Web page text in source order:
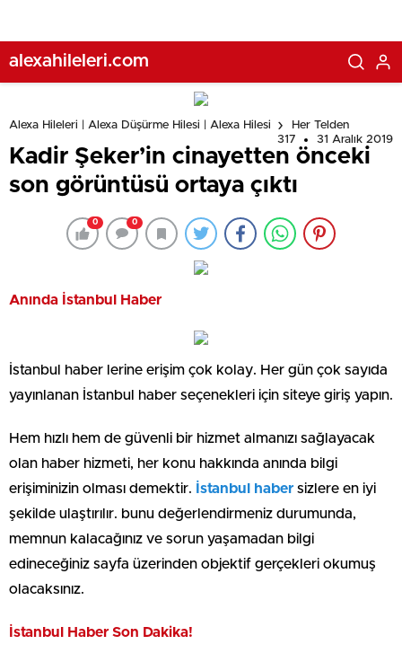
alexahileleri.com
Alexa Hileleri | Alexa Düşürme Hilesi | Alexa Hilesi
Her Telden
317
31 Aralık 2019
Kadir Şeker’in cinayetten önceki
son görüntüsü ortaya çıktı
0 0
Anında İstanbul Haber
İstanbul haber lerine erişim çok kolay. Her gün çok sayıda
yayınlanan İstanbul haber seçenekleri için siteye giriş yapın.
Hem hızlı hem de güvenli bir hizmet almanızı sağlayacak
olan haber hizmeti, her konu hakkında anında bilgi
erişiminizin olması demektir.
İstanbul haber sizlere en iyi
şekilde ulaştırılır. bunu değerlendirmeniz durumunda,
memnun kalacağınız ve sorun yaşamadan bilgi
edineceğiniz sayfa üzerinden objektif gerçekleri okumuş
olacaksınız.
İstanbul Haber Son Dakika!